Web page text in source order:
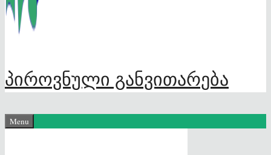
პიროვნული განვითარება
Menu